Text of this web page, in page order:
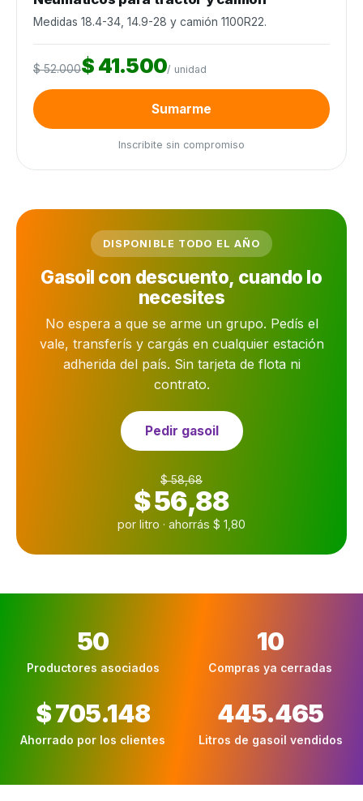
Medidas 18.4-34, 14.9-28 y camión 1100R22.
$ 52.000$ 41.500/ unidad
Sumarme
Inscribite sin compromiso
DISPONIBLE TODO EL AÑO
Gasoil con descuento, cuando lo
necesites
No espera a que se arme un grupo. Pedís el
vale, transferís y cargás en cualquier estación
adherida del país. Sin tarjeta de flota ni
contrato.
Pedir gasoil
$ 58,68
$ 56,88
por litro · ahorrás $ 1,80
50
Productores asociados
10
Compras ya cerradas
$ 705.148
Ahorrado por los clientes
445.465
Litros de gasoil vendidos